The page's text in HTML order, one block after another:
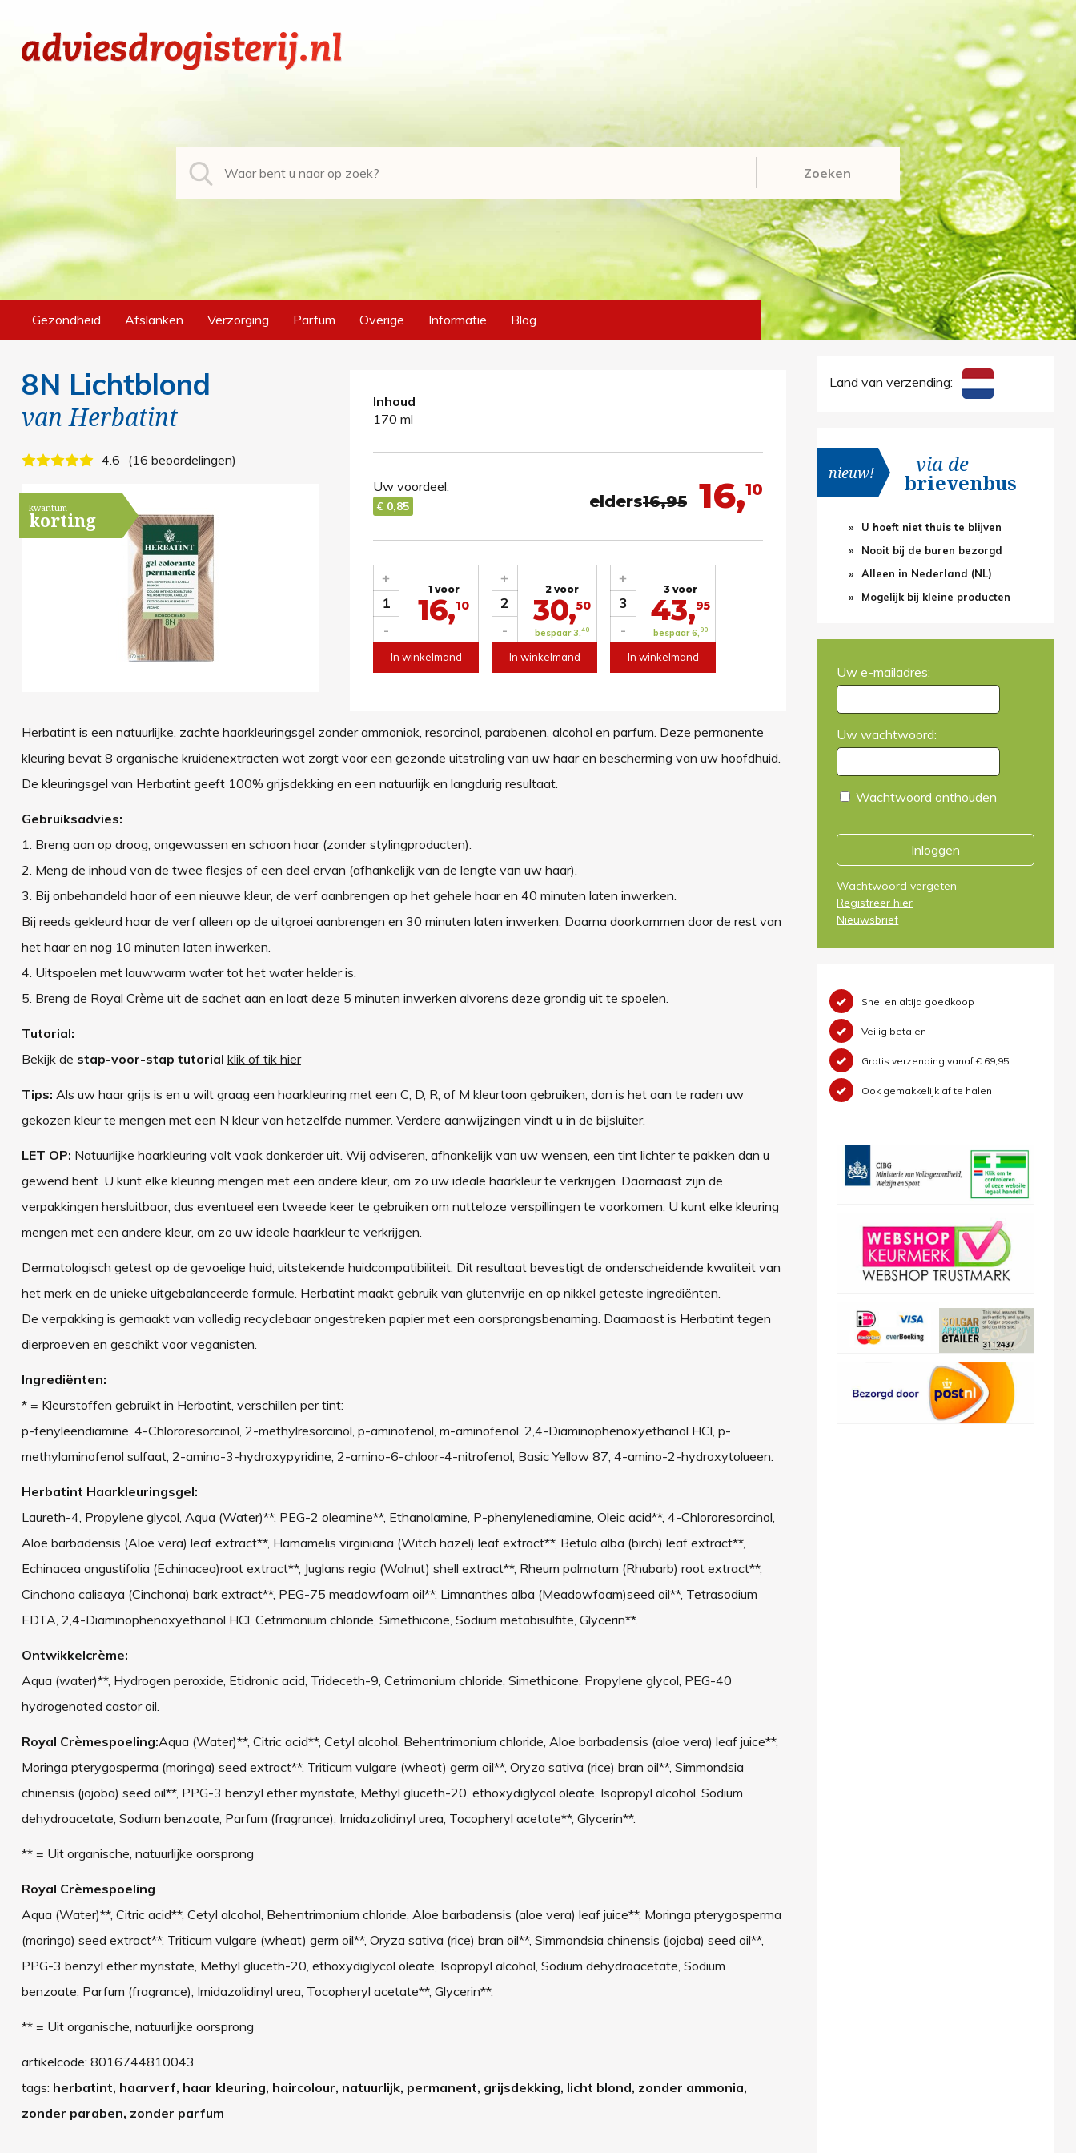
Zoeken
Gezondheid Afslanken Verzorging Parfum Overige Informatie Blog
8N Lichtblond
vanHerbatint
4.6 16 beoordelingen
kwantum
korting
Inhoud
170 ml
16,10
elders16,95
Uw voordeel:
€ 0,85
1
-
+
1 voor
16,10
In winkelmand
2
-
+
2 voor
30,50
bespaar 3,40
In winkelmand
3
-
+
3 voor
43,95
bespaar 6, 90
In winkelmand
Herbatint is een natuurlijke, zachte haarkleuringsgel zonder ammoniak, resorcinol, parabenen, alcohol en parfum. Deze permanente
kleuring bevat 8 organische kruidenextracten wat zorgt voor een gezonde uitstraling van uw haar en bescherming van uw hoofdhuid.
De kleuringsgel van Herbatint geeft 100% grijsdekking en een natuurlijk en langdurig resultaat.
Gebruiksadvies:
1. Breng aan op droog, ongewassen en schoon haar (zonder stylingproducten).
2. Meng de inhoud van de twee flesjes of een deel ervan (afhankelijk van de lengte van uw haar).
3. Bij onbehandeld haar of een nieuwe kleur, de verf aanbrengen op het gehele haar en 40 minuten laten inwerken.
Bij reeds gekleurd haar de verf alleen op de uitgroei aanbrengen en 30 minuten laten inwerken. Daarna doorkammen door de rest van
het haar en nog 10 minuten laten inwerken.
4. Uitspoelen met lauwwarm water tot het water helder is.
5. Breng de Royal Crème uit de sachet aan en laat deze 5 minuten inwerken alvorens deze grondig uit te spoelen.
Tutorial:
Bekijk de stap-voor-stap tutorial klik of tik hier
Tips: Als uw haar grijs is en u wilt graag een haarkleuring met een C, D, R, of M kleurtoon gebruiken, dan is het aan te raden uw
gekozen kleur te mengen met een N kleur van hetzelfde nummer. Verdere aanwijzingen vindt u in de bijsluiter.
LET OP: Natuurlijke haarkleuring valt vaak donkerder uit. Wij adviseren, afhankelijk van uw wensen, een tint lichter te pakken dan u
gewend bent. U kunt elke kleuring mengen met een andere kleur, om zo uw ideale haarkleur te verkrijgen. Daarnaast zijn de
verpakkingen hersluitbaar, dus eventueel een tweede keer te gebruiken om nutteloze verspillingen te voorkomen. U kunt elke kleuring
mengen met een andere kleur, om zo uw ideale haarkleur te verkrijgen.
Dermatologisch getest op de gevoelige huid; uitstekende huidcompatibiliteit. Dit resultaat bevestigt de onderscheidende kwaliteit van
het merk en de unieke uitgebalanceerde formule. Herbatint maakt gebruik van glutenvrije en op nikkel geteste ingrediënten.
De verpakking is gemaakt van volledig recyclebaar ongestreken papier met een oorsprongsbenaming. Daarnaast is Herbatint tegen
dierproeven en geschikt voor veganisten.
Ingrediënten:
* = Kleurstoffen gebruikt in Herbatint, verschillen per tint:
p-fenyleendiamine, 4-Chlororesorcinol, 2-methylresorcinol, p-aminofenol, m-aminofenol, 2,4-Diaminophenoxyethanol HCl, p-
methylaminofenol sulfaat, 2-amino-3-hydroxypyridine, 2-amino-6-chloor-4-nitrofenol, Basic Yellow 87, 4-amino-2-hydroxytolueen.
Herbatint Haarkleuringsgel:
Laureth-4, Propylene glycol, Aqua (Water)**, PEG-2 oleamine**, Ethanolamine, P-phenylenediamine, Oleic acid**, 4-Chlororesorcinol,
Aloe barbadensis (Aloe vera) leaf extract**, Hamamelis virginiana (Witch hazel) leaf extract**, Betula alba (birch) leaf extract**,
Echinacea angustifolia (Echinacea)root extract**, Juglans regia (Walnut) shell extract**, Rheum palmatum (Rhubarb) root extract**,
Cinchona calisaya (Cinchona) bark extract**, PEG-75 meadowfoam oil**, Limnanthes alba (Meadowfoam)seed oil**, Tetrasodium
EDTA, 2,4-Diaminophenoxyethanol HCl, Cetrimonium chloride, Simethicone, Sodium metabisulfite, Glycerin**.
Ontwikkelcrème:
Aqua (water)**, Hydrogen peroxide, Etidronic acid, Trideceth-9, Cetrimonium chloride, Simethicone, Propylene glycol, PEG-40
hydrogenated castor oil.
Royal Crèmespoeling:Aqua (Water)**, Citric acid**, Cetyl alcohol, Behentrimonium chloride, Aloe barbadensis (aloe vera) leaf juice**,
Moringa pterygosperma (moringa) seed extract**, Triticum vulgare (wheat) germ oil**, Oryza sativa (rice) bran oil**, Simmondsia
chinensis (jojoba) seed oil**, PPG-3 benzyl ether myristate, Methyl gluceth-20, ethoxydiglycol oleate, Isopropyl alcohol, Sodium
dehydroacetate, Sodium benzoate, Parfum (fragrance), Imidazolidinyl urea, Tocopheryl acetate**, Glycerin**.
** = Uit organische, natuurlijke oorsprong
Royal Crèmespoeling
Aqua (Water)**, Citric acid**, Cetyl alcohol, Behentrimonium chloride, Aloe barbadensis (aloe vera) leaf juice**, Moringa pterygosperma
(moringa) seed extract**, Triticum vulgare (wheat) germ oil**, Oryza sativa (rice) bran oil**, Simmondsia chinensis (jojoba) seed oil**,
PPG-3 benzyl ether myristate, Methyl gluceth-20, ethoxydiglycol oleate, Isopropyl alcohol, Sodium dehydroacetate, Sodium
benzoate, Parfum (fragrance), Imidazolidinyl urea, Tocopheryl acetate**, Glycerin**.
** = Uit organische, natuurlijke oorsprong
artikelcode: 8016744810043
tags: herbatint, haarverf, haar kleuring, haircolour, natuurlijk, permanent, grijsdekking, licht blond, zonder ammonia,
zonder paraben, zonder parfum
Land van verzending:
nieuw! via de
brievenbus
U hoeft niet thuis te blijven
Nooit bij de buren bezorgd
Alleen in Nederland (NL)
Mogelijk bij kleine producten
Uw e-mailadres:
Uw wachtwoord:
Wachtwoord onthouden
Inloggen
Wachtwoord vergeten
Registreer hier
Nieuwsbrief
Snel en altijd goedkoop
Veilig betalen
Gratis verzending vanaf € 69,95!
Ook gemakkelijk af te halen